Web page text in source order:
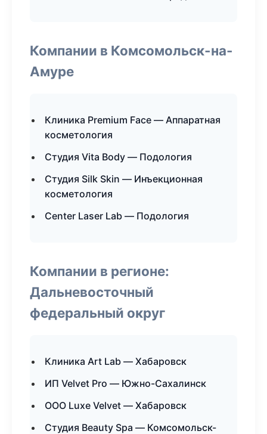
Компании в Комсомольск-на-
Амуре
Клиника Premium Face — Аппаратная
косметология
Студия Vita Body — Подология
Студия Silk Skin — Инъекционная
косметология
Center Laser Lab — Подология
Компании в регионе:
Дальневосточный
федеральный округ
Клиника Art Lab — Хабаровск
ИП Velvet Pro — Южно-Сахалинск
ООО Luxe Velvet — Хабаровск
Студия Beauty Spa — Комсомольск-